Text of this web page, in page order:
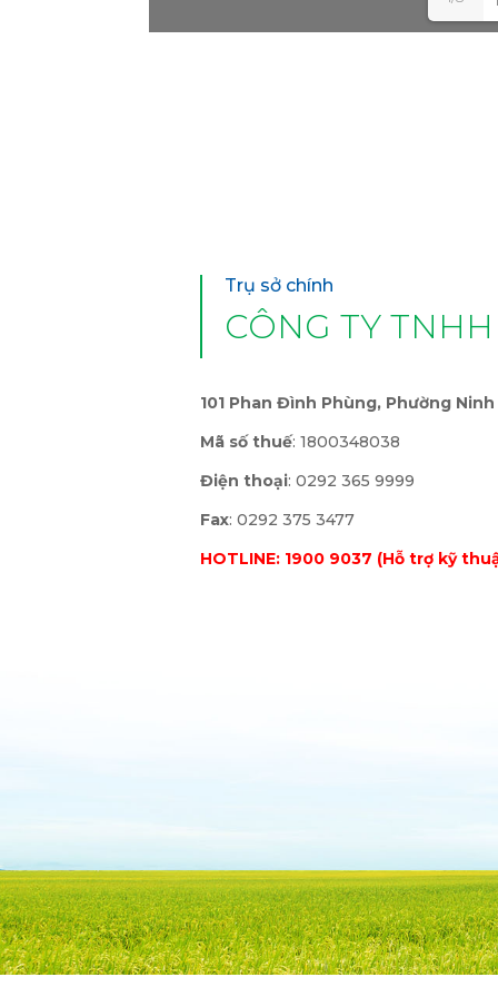
Trụ sở chính
CÔNG TY
101 Phan Đình Phùng, Phường
Mã số thuế: 1800348038
Điện thoại: 0292 365 9999
Fax: 0292 375 3477
HOTLINE: 1900 9037 (Hỗ trợ kỹ